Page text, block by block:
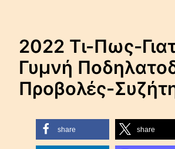
2022 Τι-Πως-
Γυμνή
Προβολές-
share share